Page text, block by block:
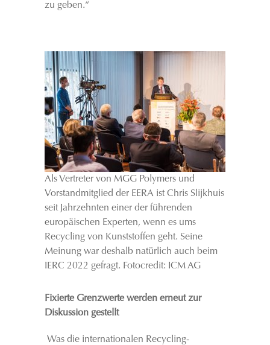
zu geben.“
Als Vertreter von MGG Polymers und
Vorstandmitglied der EERA ist Chris Slijkhuis
seit Jahrzehnten einer der führenden
europäischen Experten, wenn es ums
Recycling von Kunststoffen geht. Seine
Meinung war deshalb natürlich auch beim
IERC 2022 gefragt. Fotocredit: ICM AG
Fixierte Grenzwerte werden erneut zur
Diskussion gestellt
Was die internationalen Recycling-